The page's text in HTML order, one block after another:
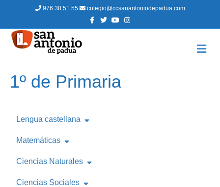
976 38 51 55
colegio@ccsanantoniodepadua.com
Facebook
TwitterYoutubeInstagram
1º de Primaria
Lengua castellana
Matemáticas
Ciencias Naturales
Ciencias Sociales